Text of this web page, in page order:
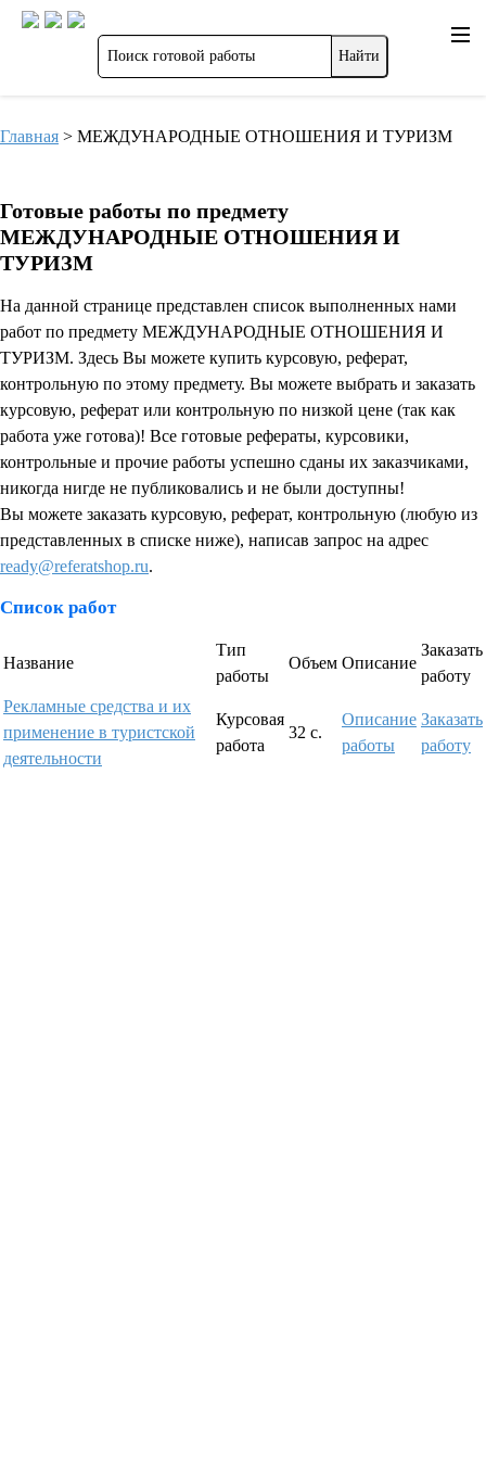
Главная > МЕЖДУНАРОДНЫЕ ОТНОШЕНИЯ И ТУРИЗМ
Готовые работы по предмету
МЕЖДУНАРОДНЫЕ ОТНОШЕНИЯ И
ТУРИЗМ
На данной странице представлен список выполненных нами
работ по предмету МЕЖДУНАРОДНЫЕ ОТНОШЕНИЯ И
ТУРИЗМ. Здесь Вы можете купить курсовую, реферат,
контрольную по этому предмету. Вы можете выбрать и заказать
курсовую, реферат или контрольную по низкой цене (так как
работа уже готова)! Все готовые рефераты, курсовики,
контрольные и прочие работы успешно сданы их заказчиками,
никогда нигде не публиковались и не были доступны!
Вы можете заказать курсовую, реферат, контрольную (любую из
представленных в списке ниже), написав запрос на адрес
ready@referatshop.ru.
Список работ
Название
Тип
работы
Объем Описание
Заказать
работу
Рекламные средства и их
применение в туристской
деятельности
Курсовая
работа
32 с.
Описание
работы
Заказать
работу